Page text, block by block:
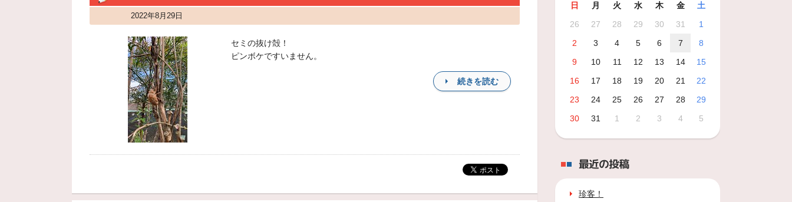
2022年8月29日
セミの抜け殻！
ピンボケですいません。
続きを読む
日 月 火 水 木 金
土
26
27 28 29 30 31
1
2
3 4 5 6 7
8
9
10 11 12 13 14
15
16
17 18 19 20 21
22
23
24 25 26 27 28
29
30
31 1 2 3 4 5
最近の投稿
珍客！